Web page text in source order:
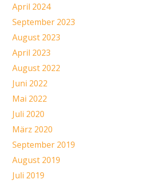
April 2024
September 2023
August 2023
April 2023
August 2022
Juni 2022
Mai 2022
Juli 2020
März 2020
September 2019
August 2019
Juli 2019